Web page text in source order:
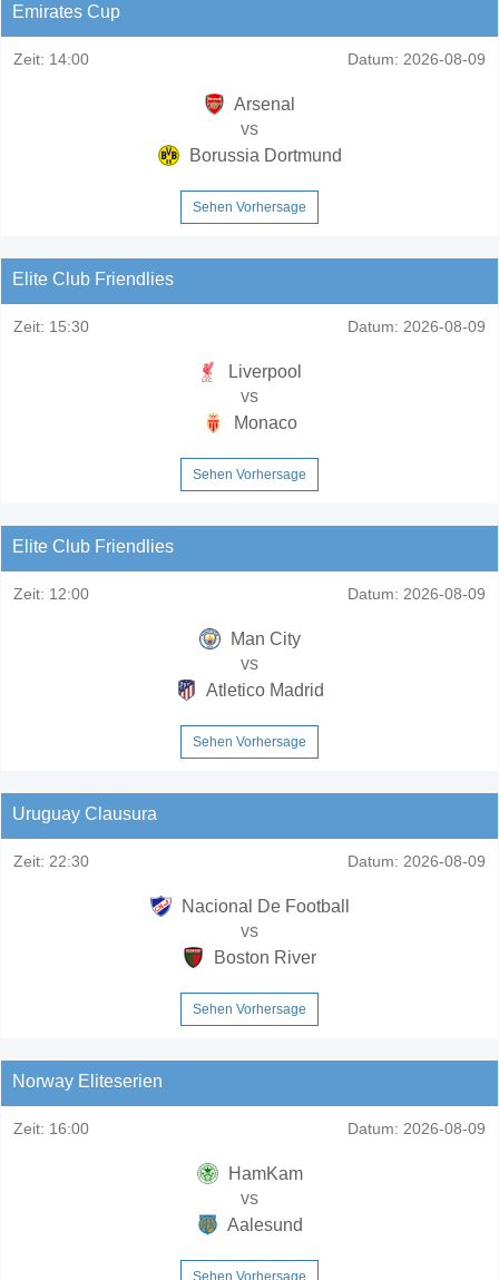
Emirates Cup
Zeit: 14:00 Datum: 2026-08-09
Arsenal
vs
Borussia Dortmund
Sehen Vorhersage
Elite Club Friendlies
Zeit: 15:30 Datum: 2026-08-09
Liverpool
vs
Monaco
Sehen Vorhersage
Elite Club Friendlies
Zeit: 12:00 Datum: 2026-08-09
Man City
vs
Atletico Madrid
Sehen Vorhersage
Uruguay Clausura
Zeit: 22:30 Datum: 2026-08-09
Nacional De Football
vs
Boston River
Sehen Vorhersage
Norway Eliteserien
Zeit: 16:00 Datum: 2026-08-09
HamKam
vs
Aalesund
Sehen Vorhersage